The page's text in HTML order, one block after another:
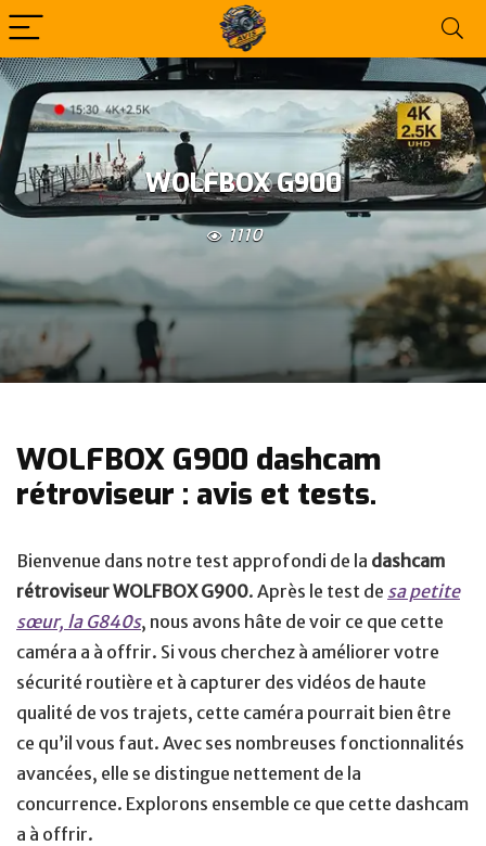
WOLFBOX G900
1110
WOLFBOX G900 dashcam
rétroviseur : avis et tests.
Bienvenue dans notre test approfondi de la dashcam
rétroviseur WOLFBOX G900. Après le test de sa petite
sœur, la G840s, nous avons hâte de voir ce que cette
caméra a à offrir. Si vous cherchez à améliorer votre
sécurité routière et à capturer des vidéos de haute
qualité de vos trajets, cette caméra pourrait bien être
ce qu’il vous faut. Avec ses nombreuses fonctionnalités
avancées, elle se distingue nettement de la
concurrence. Explorons ensemble ce que cette dashcam
a à offrir.